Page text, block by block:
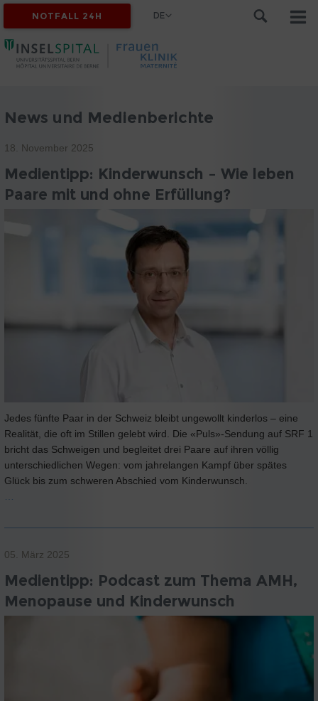
NOTFALL 24H DE
News und Medienberichte
18. November 2025
Medientipp: Kinderwunsch – Wie leben
Paare mit und ohne Erfüllung?
Jedes fünfte Paar in der Schweiz bleibt ungewollt kinderlos – eine
Realität, die oft im Stillen gelebt wird. Die «Puls»-Sendung auf SRF 1
bricht das Schweigen und begleitet drei Paare auf ihren völlig
unterschiedlichen Wegen: vom jahrelangen Kampf über spätes
Glück bis zum schweren Abschied vom Kinderwunsch.
05. März 2025
Medientipp: Podcast zum Thema AMH,
Menopause und Kinderwunsch